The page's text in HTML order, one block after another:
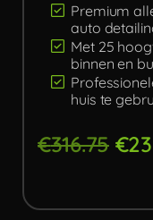
Premium
auto
Met 25
binnen en
huis te
€316.75 €